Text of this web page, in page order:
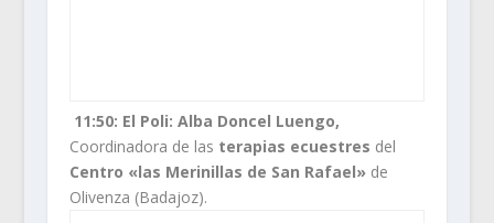
11:50: El Poli: Alba Doncel Luengo,
Coordinadora de las terapias ecuestres del
Centro «las Merinillas de San Rafael» de
Olivenza (Badajoz).